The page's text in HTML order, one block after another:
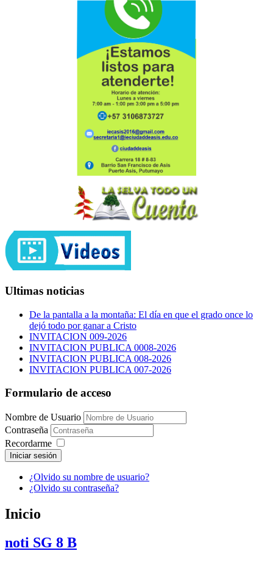
Ultimas noticias
De la pantalla a la montaña: El día en que el grado once lo
dejó todo por ganar a Cristo
INVITACION 009-2026
INVITACION PUBLICA 0008-2026
INVITACION PUBLICA 008-2026
INVITACION PUBLICA 007-2026
Formulario de acceso
Nombre de Usuario
Contraseña
Recordarme
Iniciar sesión
¿Olvido su nombre de usuario?
¿Olvido su contraseña?
Inicio
noti SG 8 B